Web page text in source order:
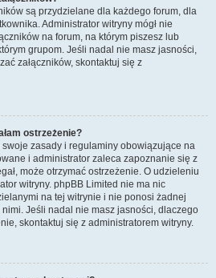
są przydzielane dla każdego forum, dla
Administrator witryny mógł nie
na forum, na którym piszesz lub
grupom. Jeśli nadal nie masz jasności,
załączników, skontaktuj się z
ostrzeżenie?
zasady i regulaminy obowiązujące na
i administrator zaleca zapoznanie się z
może otrzymać ostrzeżenie. O udzieleniu
witryny. phpBB Limited nie ma nic
na tej witrynie i nie ponosi żadnej
Jeśli nadal nie masz jasności, dlaczego
skontaktuj się z administratorem witryny.